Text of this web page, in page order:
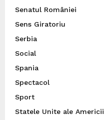
Senatul României
Sens Giratoriu
Serbia
Social
Spania
Spectacol
Sport
Statele Unite ale Americii